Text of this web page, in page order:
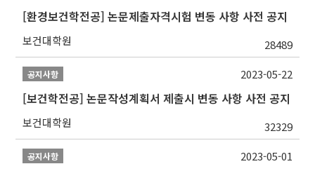
[환경보건학전공] 논문제출자격시험 변동 사항 사전 공지
보건대학원 28489
공지사항
[보건학전공] 논문작성계획서 제출시 변동 사항 사전 공지
보건대학원 32329
2023-05-22
공지사항 2023-05-01